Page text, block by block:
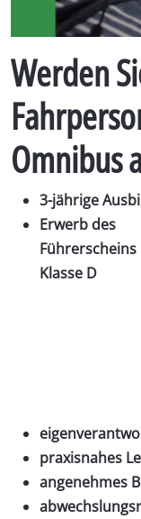
Werden
Omnibus
3-jährige
Erwerb des
Führerscheins
Klasse D
praxisnahes
angenehmes